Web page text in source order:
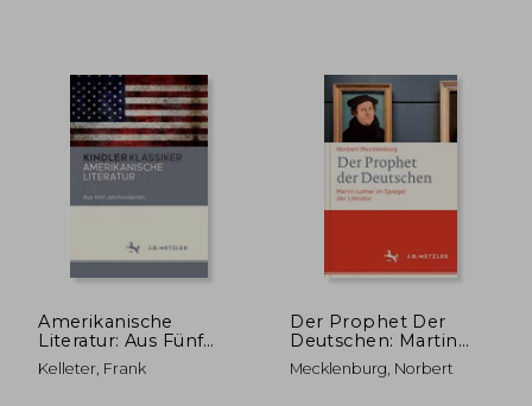
5% 5%
Amerikanische
Literatur: Aus Fünf
Jahrhunderten (en
Alemán)
Kelleter, Frank
Der Prophet Der
Deutschen: Martin
Luther Im Spiegel
Der Literatur (en
Mecklenburg, Norbert